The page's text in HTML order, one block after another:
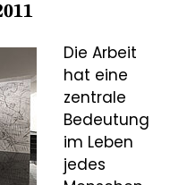
Die Arbeit
hat eine
zentrale
Bedeutung
im Leben
jedes